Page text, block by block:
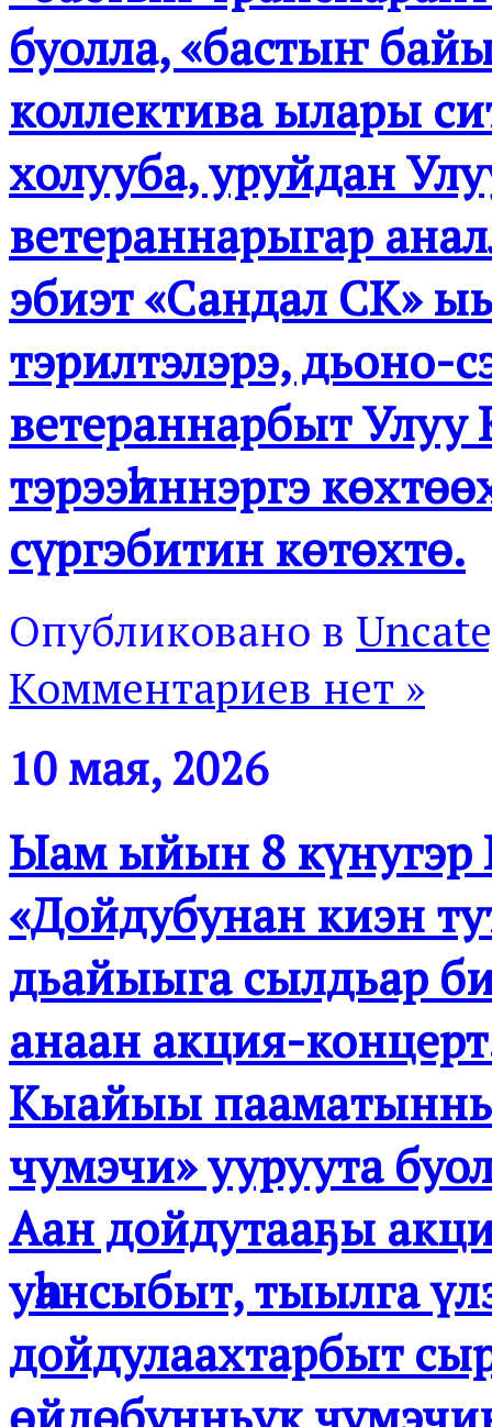
буолла, «бастыҥ
коллектива ылары
холууба, уруйдан
ветераннарыгар
эбиэт «Сандал СК»
тэрилтэлэрэ, дьоно-
ветераннарбыт
тэрээһиннэргэ
сүргэбитин көтөхтө.
Опубликовано в
Комментариев нет »
10 мая, 2026
Ыам ыйын 8 күнугэр
«Дойдубунан киэн
дьайыыга сылдьар
анаан акция-
Кыайыы
чумэчи» ууруута
Аан дойдутааҕы
уһансыбыт, тыылга
дойдулаахтарбыт